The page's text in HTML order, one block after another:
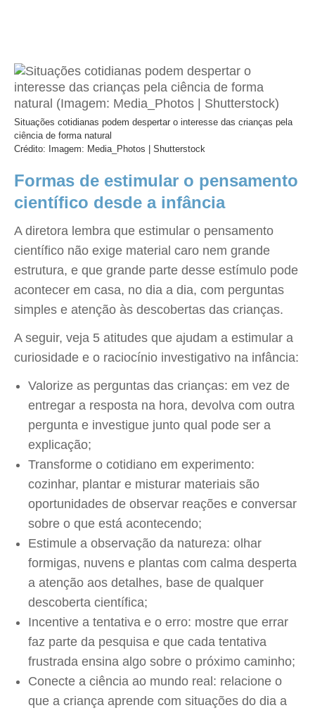
Situações cotidianas podem despertar o interesse das crianças pela
ciência de forma natural
Crédito: Imagem: Media_Photos | Shutterstock
Formas de estimular o pensamento
científico desde a infância
A diretora lembra que estimular o pensamento
científico não exige material caro nem grande
estrutura, e que grande parte desse estímulo pode
acontecer em casa, no dia a dia, com perguntas
simples e atenção às descobertas das crianças.
A seguir, veja 5 atitudes que ajudam a estimular a
curiosidade e o raciocínio investigativo na infância:
Valorize as perguntas das crianças: em vez de
entregar a resposta na hora, devolva com outra
pergunta e investigue junto qual pode ser a
explicação;
Transforme o cotidiano em experimento:
cozinhar, plantar e misturar materiais são
oportunidades de observar reações e conversar
sobre o que está acontecendo;
Estimule a observação da natureza: olhar
formigas, nuvens e plantas com calma desperta
a atenção aos detalhes, base de qualquer
descoberta científica;
Incentive a tentativa e o erro: mostre que errar
faz parte da pesquisa e que cada tentativa
frustrada ensina algo sobre o próximo caminho;
Conecte a ciência ao mundo real: relacione o
que a criança aprende com situações do dia a